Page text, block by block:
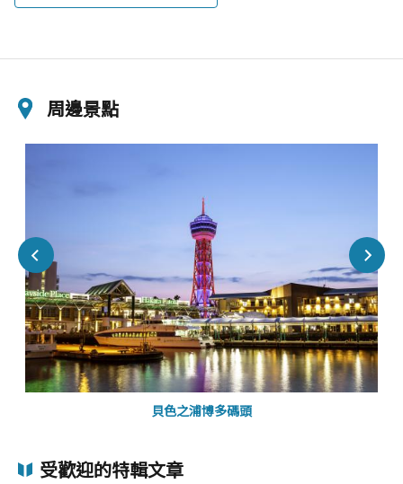
周邊景點
貝色之浦博多碼頭
受歡迎的特輯文章